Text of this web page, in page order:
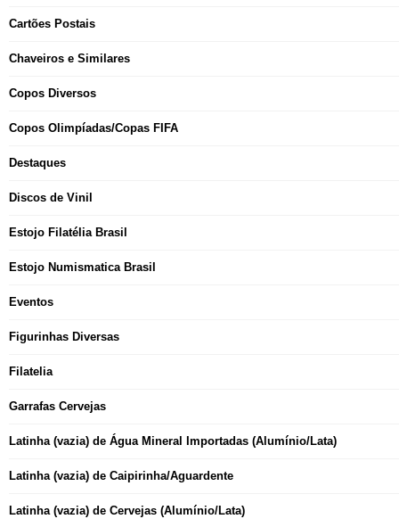
Cartões Postais
Chaveiros e Similares
Copos Diversos
Copos Olimpíadas/Copas FIFA
Destaques
Discos de Vinil
Estojo Filatélia Brasil
Estojo Numismatica Brasil
Eventos
Figurinhas Diversas
Filatelia
Garrafas Cervejas
Latinha (vazia) de Água Mineral Importadas (Alumínio/Lata)
Latinha (vazia) de Caipirinha/Aguardente
Latinha (vazia) de Cervejas (Alumínio/Lata)